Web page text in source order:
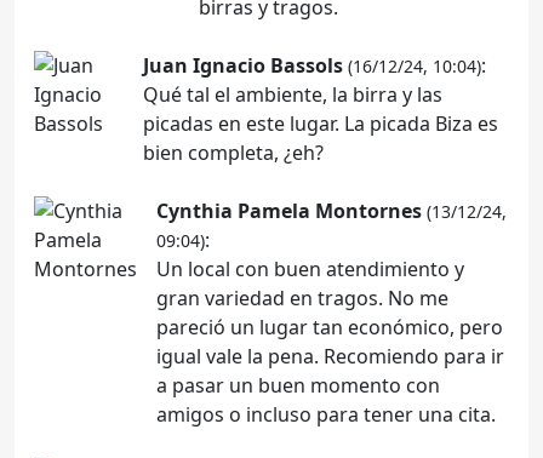
birras y tragos.
Juan Ignacio Bassols (16/12/24, 10:04):
Qué tal el ambiente, la birra y las
picadas en este lugar. La picada Biza es
bien completa, ¿eh?
Cynthia Pamela Montornes (13/12/24,
09:04):
Un local con buen atendimiento y
gran variedad en tragos. No me
pareció un lugar tan económico, pero
igual vale la pena. Recomiendo para ir
a pasar un buen momento con
amigos o incluso para tener una cita.